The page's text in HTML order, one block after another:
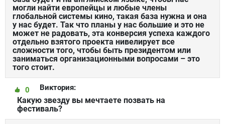
могли найти европейцы и любые члены
глобальной системы кино, такая база нужна и она
у нас будет. Так что планы у нас большие и это не
может не радовать, эта конверсия успеха каждого
отдельно взятого проекта нивелирует все
сложности того, чтобы быть президентом или
заниматься организационными вопросами – это
того стоит.
Виктория:
0
Какую звезду вы мечтаете позвать на
фестиваль?